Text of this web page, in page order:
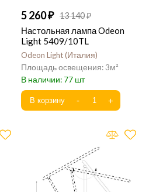
5 260 13 140
Настольная лампа Odeon
Light 5409/10TL
Odeon Light Италия
3
77